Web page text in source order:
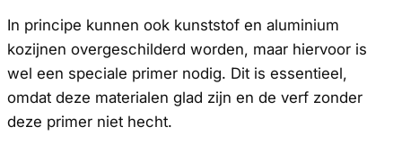
In principe kunnen ook kunststof en aluminium
kozijnen overgeschilderd worden, maar hiervoor is
wel een speciale primer nodig. Dit is essentieel,
omdat deze materialen glad zijn en de verf zonder
deze primer niet hecht.